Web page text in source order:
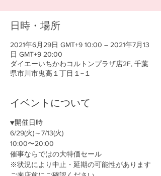
日時・場所
2021年6月29日 GMT+9 10:00 – 2021年7月13
日 GMT+9 20:00
ダイエーいちかわコルトンプラザ店2F, 千葉
県市川市鬼高１丁目１−１
イベントについて
▼開催日時
6/29(火)～7/13(火)
10:00〜20:00
催事ならではの大特価セール
※状況により中止・延期の可能性があります